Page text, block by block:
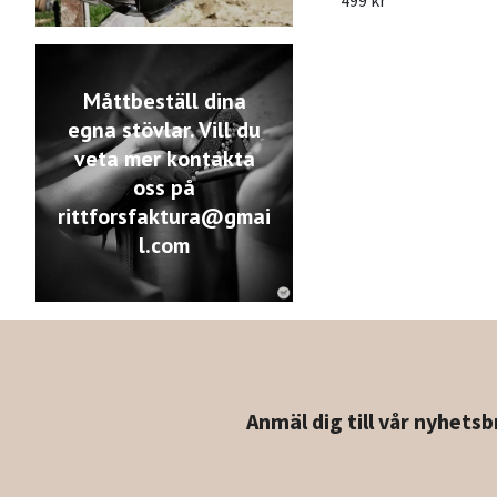
Måttbeställ dina
egna stövlar. Vill du
veta mer kontakta
oss på
rittforsfaktura@gmai
l.com
Anmäl dig till vår